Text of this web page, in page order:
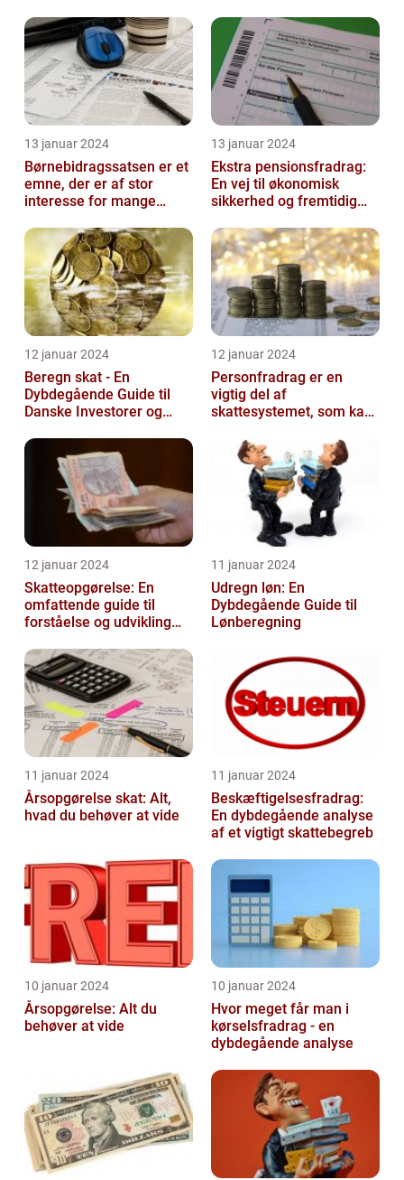
13 januar 2024
Børnebidragssatsen er et
emne, der er af stor
interesse for mange
13 januar 2024
Ekstra pensionsfradrag:
En vej til økonomisk
sikkerhed og fremtidig
12 januar 2024
Beregn skat - En
Dybdegående Guide til
Danske Investorer og
12 januar 2024
Personfradrag er en
vigtig del af
skattesystemet, som kan
den enkelte person...
12 januar 2024
Skatteopgørelse: En
omfattende guide til
forståelse og udvikling
11 januar 2024
Udregn løn: En
Dybdegående Guide til
Lønberegning
11 januar 2024
Årsopgørelse skat: Alt,
hvad du behøver at vide
11 januar 2024
Beskæftigelsesfradrag:
En dybdegående analyse
af et vigtigt skattebegreb
10 januar 2024
Årsopgørelse: Alt du
behøver at vide
10 januar 2024
Hvor meget får man i
kørselsfradrag - en
dybdegående analyse